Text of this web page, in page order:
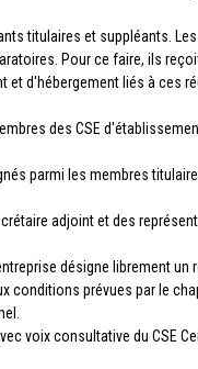
titulaires et suppléants.
Pour ce faire, ils
et d'hébergement liés à ces
des CSE
parmi les membres
adjoint et des
désigne librement un
conditions prévues par le
voix consultative du CSE